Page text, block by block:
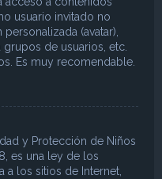
usuario invitado no
(avatar),
de usuarios, etc.
Es muy recomendable.
y Protección de Niños
es una ley de los
a los sitios de Internet,